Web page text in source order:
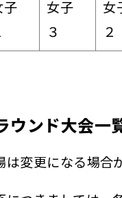
子
女子
３
女
２
ウンド大会一
変更になる場合